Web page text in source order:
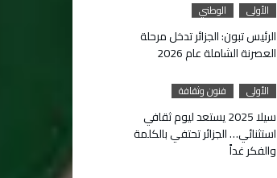
الأولى الوطني
الرئيس تبون: الجزائر تدخل مرحلة
العصرنة الشاملة عام 2026
الأولى فنون وثقافة
سيلا 2025 يستعد ليوم ثقافي
استثنائي… الجزائر تحتفي بالكلمة
والفكر غداً